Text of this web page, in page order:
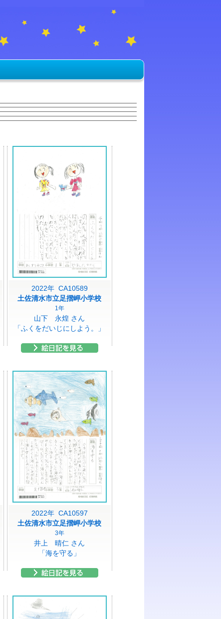
2022年 CA10589
土佐清水市立足摺岬小学校
1年
山下 永煌 さん
「ふくをだいじにしよう。」
2022年 CA10597
土佐清水市立足摺岬小学校
3年
井上 晴仁 さん
「海を守る」